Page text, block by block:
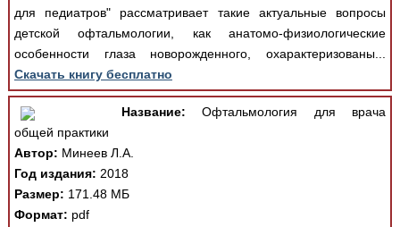
для педиатров" рассматривает такие актуальные вопросы
детской офтальмологии, как анатомо-физиологические
особенности глаза новорожденного, охарактеризованы...
Скачать книгу бесплатно
Название: Офтальмология для врача
общей практики
Автор: Минеев Л.А.
Год издания: 2018
Размер: 171.48 МБ
Формат: pdf